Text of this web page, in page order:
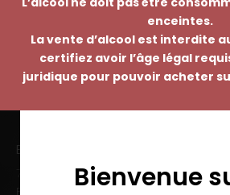
enceintes.
La vente d’alcool est interdite
certifiez avoir l’âge légal
juridique pour pouvoir acheter
Bienvenue
EMMANUEL NASTI
7 avenue Pierre Pflimlin – ZAC Espale